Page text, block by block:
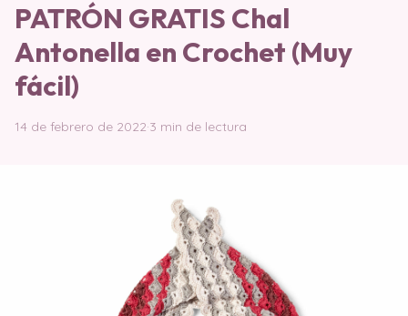
PATRÓN GRATIS Chal
Antonella en Crochet (Muy
fácil)
14 de febrero de 2022·3 min de lectura